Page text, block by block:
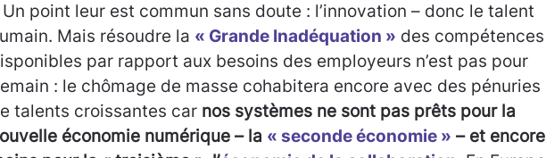
Un point leur est commun sans doute : l’innovation – donc le talent
Mais résoudre la « Grande Inadéquation » des compétences
par rapport aux besoins des employeurs n’est pas pour
: le chômage de masse cohabitera encore avec des pénuries
talents croissantes car nos systèmes ne sont pas prêts pour la
économie numérique – la « seconde économie » – et encore